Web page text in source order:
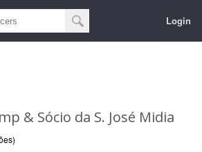
Login
& Sócio da S. José Midia